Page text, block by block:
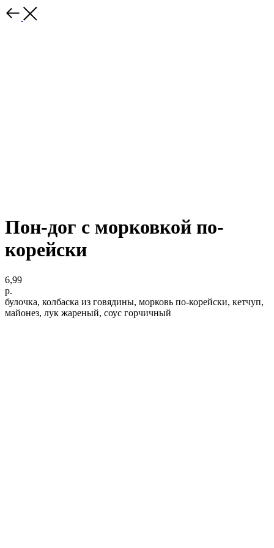
Пон-дог с морковкой по-
корейски
6,99
р.
булочка, колбаска из говядины, морковь по-корейски, кетчуп,
майонез, лук жареный, соус горчичный